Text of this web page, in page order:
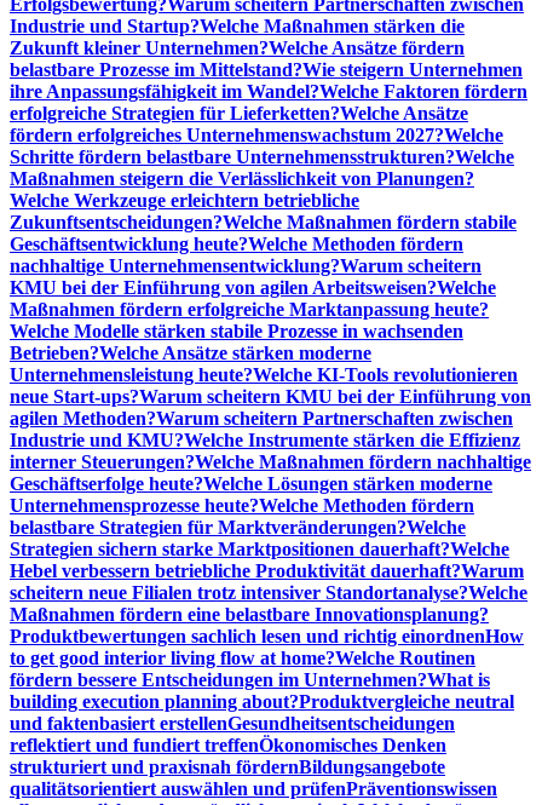
Erfolgsbewertung?Warum scheitern Partnerschaften zwischen
Industrie und Startup?Welche Maßnahmen stärken die
Zukunft kleiner Unternehmen?Welche Ansätze fördern
belastbare Prozesse im Mittelstand?Wie steigern Unternehmen
ihre Anpassungsfähigkeit im Wandel?Welche Faktoren fördern
erfolgreiche Strategien für Lieferketten?Welche Ansätze
fördern erfolgreiches Unternehmenswachstum 2027?Welche
Schritte fördern belastbare Unternehmensstrukturen?Welche
Maßnahmen steigern die Verlässlichkeit von Planungen?
Welche Werkzeuge erleichtern betriebliche
Zukunftsentscheidungen?Welche Maßnahmen fördern stabile
Geschäftsentwicklung heute?Welche Methoden fördern
nachhaltige Unternehmensentwicklung?Warum scheitern
KMU bei der Einführung von agilen Arbeitsweisen?Welche
Maßnahmen fördern erfolgreiche Marktanpassung heute?
Welche Modelle stärken stabile Prozesse in wachsenden
Betrieben?Welche Ansätze stärken moderne
Unternehmensleistung heute?Welche KI-Tools revolutionieren
neue Start-ups?Warum scheitern KMU bei der Einführung von
agilen Methoden?Warum scheitern Partnerschaften zwischen
Industrie und KMU?Welche Instrumente stärken die Effizienz
interner Steuerungen?Welche Maßnahmen fördern nachhaltige
Geschäftserfolge heute?Welche Lösungen stärken moderne
Unternehmensprozesse heute?Welche Methoden fördern
belastbare Strategien für Marktveränderungen?Welche
Strategien sichern starke Marktpositionen dauerhaft?Welche
Hebel verbessern betriebliche Produktivität dauerhaft?Warum
scheitern neue Filialen trotz intensiver Standortanalyse?Welche
Maßnahmen fördern eine belastbare Innovationsplanung?
Produktbewertungen sachlich lesen und richtig einordnenHow
to get good interior living flow at home?Welche Routinen
fördern bessere Entscheidungen im Unternehmen?What is
building execution planning about?Produktvergleiche neutral
und faktenbasiert erstellenGesundheitsentscheidungen
reflektiert und fundiert treffenÖkonomisches Denken
strukturiert und praxisnah fördernBildungsangebote
qualitätsorientiert auswählen und prüfenPräventionswissen